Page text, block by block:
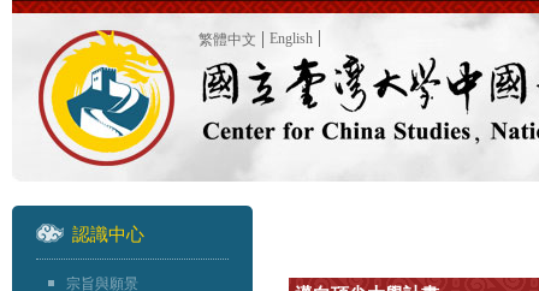
繁體中文 English
認識中心
宗旨與願景